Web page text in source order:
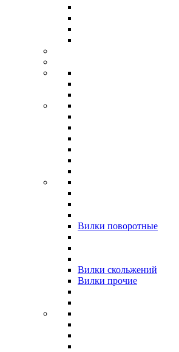
Вилки поворотные
Вилки скольжений
Вилки прочие